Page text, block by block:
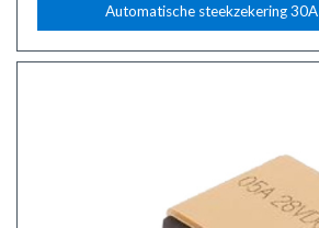
Automatische steekzekering